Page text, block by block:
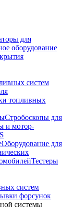
для
оборудование
систем
топливных
Стробоскопы для
и мотор-
Оборудование для
Тестеры
систем
форсунок
системы